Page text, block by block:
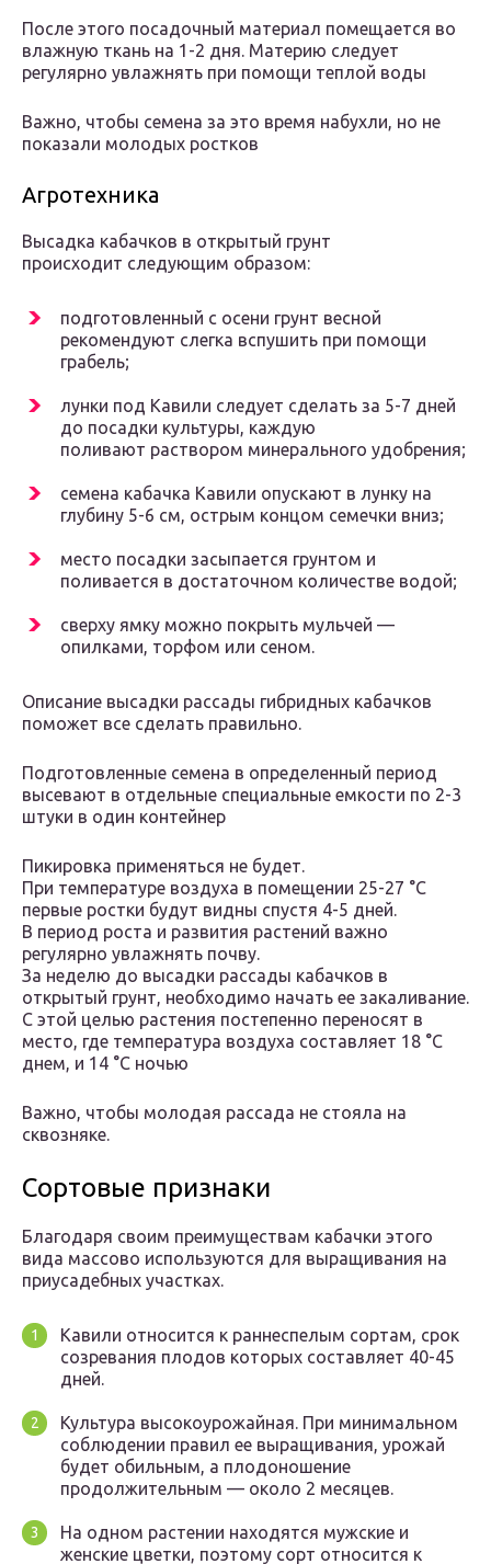
После этого посадочный материал помещается во
влажную ткань на 1-2 дня. Материю следует
регулярно увлажнять при помощи теплой воды
Важно, чтобы семена за это время набухли, но не
показали молодых ростков
Агротехника
Высадка кабачков в открытый грунт
происходит следующим образом:
подготовленный с осени грунт весной
рекомендуют слегка вспушить при помощи
грабель;
лунки под Кавили следует сделать за 5-7 дней
до посадки культуры, каждую
поливают раствором минерального удобрения;
семена кабачка Кавили опускают в лунку на
глубину 5-6 см, острым концом семечки вниз;
место посадки засыпается грунтом и
поливается в достаточном количестве водой;
сверху ямку можно покрыть мульчей —
опилками, торфом или сеном.
Описание высадки рассады гибридных кабачков
поможет все сделать правильно.
Подготовленные семена в определенный период
высевают в отдельные специальные емкости по 2-3
штуки в один контейнер
Пикировка применяться не будет.
При температуре воздуха в помещении 25-27 °C
первые ростки будут видны спустя 4-5 дней.
В период роста и развития растений важно
регулярно увлажнять почву.
За неделю до высадки рассады кабачков в
открытый грунт, необходимо начать ее закаливание.
С этой целью растения постепенно переносят в
место, где температура воздуха составляет 18 °C
днем, и 14 °C ночью
Важно, чтобы молодая рассада не стояла на
сквозняке.
Сортовые признаки
Благодаря своим преимуществам кабачки этого
вида массово используются для выращивания на
приусадебных участках.
Кавили относится к раннеспелым сортам, срок
созревания плодов которых составляет 40-45
дней.
Культура высокоурожайная. При минимальном
соблюдении правил ее выращивания, урожай
будет обильным, а плодоношение
продолжительным — около 2 месяцев.
На одном растении находятся мужские и
женские цветки, поэтому сорт относится к